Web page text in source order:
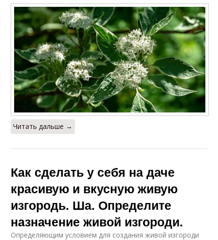
Читать дальше →
Как сделать у себя на даче
красивую и вкусную живую
изгородь. Ша. Определите
назначение живой изгороди.
Определяющим условием для создания живой изгороди